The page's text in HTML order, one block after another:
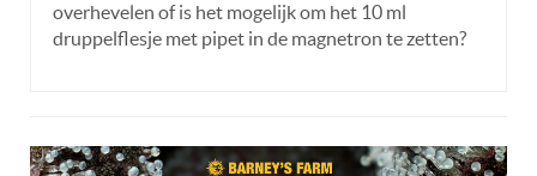
overhevelen of is het mogelijk om het 10 ml
druppelflesje met pipet in de magnetron te zetten?